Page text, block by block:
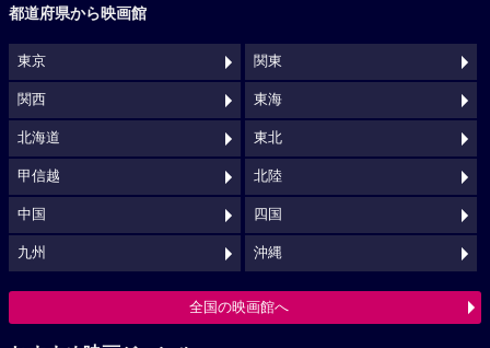
都道府県から映画館
東京 関東
関西 東海
北海道 東北
甲信越 北陸
中国 四国
九州 沖縄
全国の映画館へ